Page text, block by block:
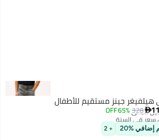
جينز مستقيم للأطفال

328
65% OFF
سعر في السنة
مجاني
سعر في السنة
%20
+ 2